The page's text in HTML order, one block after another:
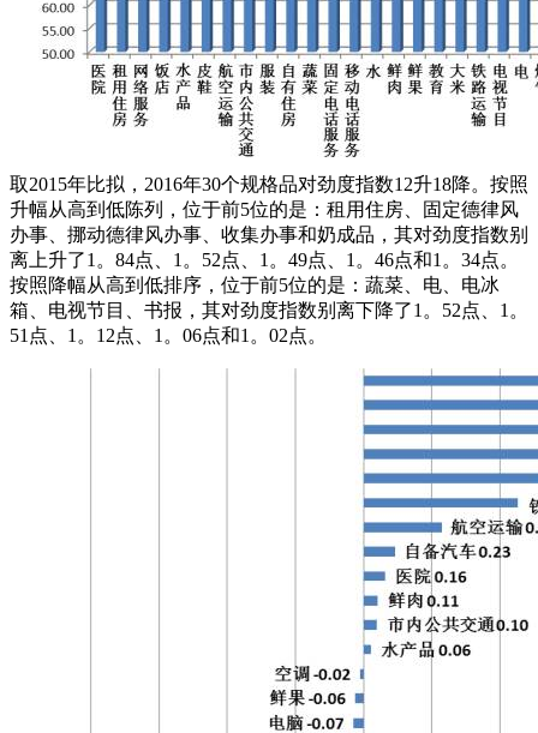
取2015年比拟，2016年30个规格品对劲度指数12升18降。按照
升幅从高到低陈列，位于前5位的是：租用住房、固定德律风
办事、挪动德律风办事、收集办事和奶成品，其对劲度指数别
离上升了1。84点、1。52点、1。49点、1。46点和1。34点。
按照降幅从高到低排序，位于前5位的是：蔬菜、电、电冰
箱、电视节目、书报，其对劲度指数别离下降了1。52点、1。
51点、1。12点、1。06点和1。02点。